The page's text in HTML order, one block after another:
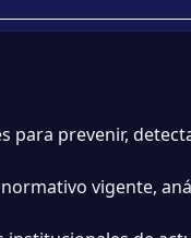
para prevenir,
vigente,